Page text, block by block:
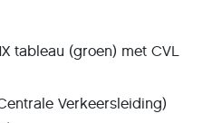
tableau (groen) met CVL
Verkeersleiding)